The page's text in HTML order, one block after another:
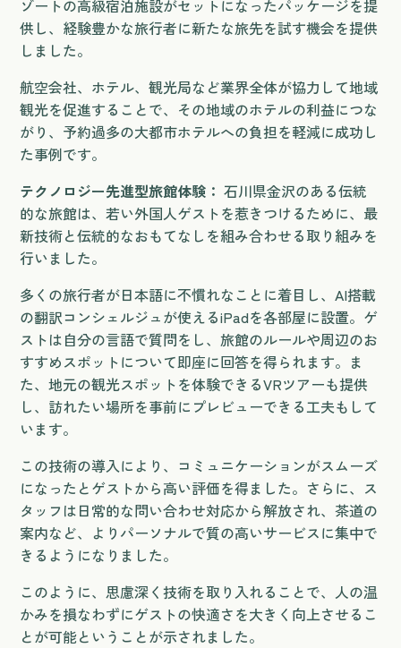
ゾートの高級宿泊施設がセットになったパッケージを提
供し、経験豊かな旅行者に新たな旅先を試す機会を提供
しました。
航空会社、ホテル、観光局など業界全体が協力して地域
観光を促進することで、その地域のホテルの利益につな
がり、予約過多の大都市ホテルへの負担を軽減に成功し
た事例です。
テクノロジー先進型旅館体験： 石川県金沢のある伝統
的な旅館は、若い外国人ゲストを惹きつけるために、最
新技術と伝統的なおもてなしを組み合わせる取り組みを
行いました。
多くの旅行者が日本語に不慣れなことに着目し、AI搭載
の翻訳コンシェルジュが使えるiPadを各部屋に設置。ゲ
ストは自分の言語で質問をし、旅館のルールや周辺のお
すすめスポットについて即座に回答を得られます。ま
た、地元の観光スポットを体験できるVRツアーも提供
し、訪れたい場所を事前にプレビューできる工夫もして
います。
この技術の導入により、コミュニケーションがスムーズ
になったとゲストから高い評価を得ました。さらに、ス
タッフは日常的な問い合わせ対応から解放され、茶道の
案内など、よりパーソナルで質の高いサービスに集中で
きるようになりました。
このように、思慮深く技術を取り入れることで、人の温
かみを損なわずにゲストの快適さを大きく向上させるこ
とが可能ということが示されました。